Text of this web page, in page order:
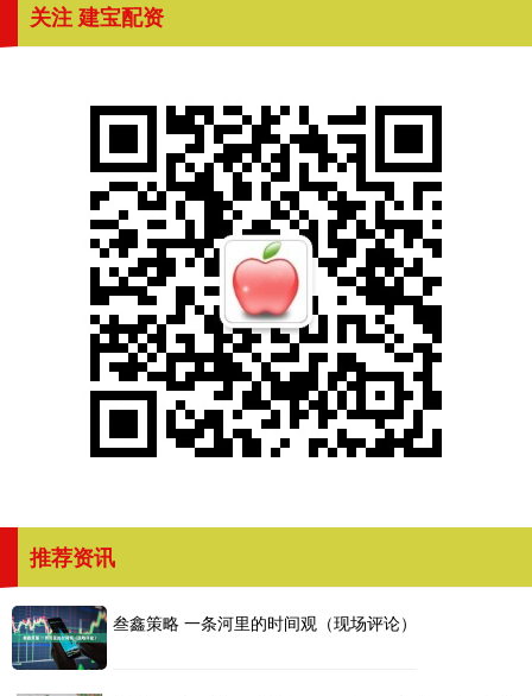
关注 建宝配资
推荐资讯
叁鑫策略 一条河里的时间观（现场评论）